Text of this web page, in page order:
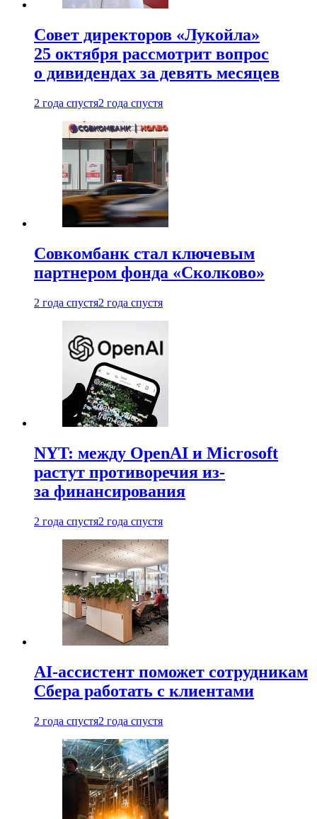
Совет директоров «Лукойла»
25 октября рассмотрит вопрос
о дивидендах за девять месяцев
2 года спустя2 года спустя
Совкомбанк стал ключевым
партнером фонда «Сколково»
2 года спустя2 года спустя
NYT: между OpenAI и Microsoft
растут противоречия из-
за финансирования
2 года спустя2 года спустя
AI-ассистент поможет сотрудникам
Сбера работать с клиентами
2 года спустя2 года спустя